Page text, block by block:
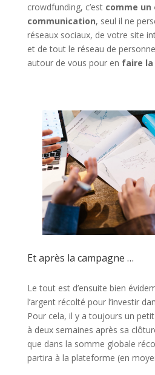
crowdfunding, c’est comme un
communication, seul il ne
réseaux sociaux, de votre site
et de tout le réseau de
autour de vous pour en faire
Et après la campagne …
Le tout est d’ensuite bien
l’argent récolté pour l’investir
Pour cela, il y a toujours un petit
à deux semaines après sa
que dans la somme globale
partira à la plateforme (en